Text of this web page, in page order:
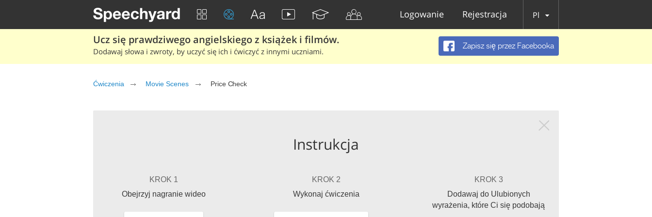
Logowanie Rejestracja Pl
Ucz się prawdziwego angielskiego z książek i filmów.
Dodawaj słowa i zwroty, by uczyć się ich i ćwiczyć z innymi uczniami.
Zapisz się przez Facebooka
Ćwiczenia Movie Scenes Price Check
Instrukcja
KROK 1
Obejrzyj nagranie wideo
KROK 2
Wykonaj ćwiczenia
KROK 3
Dodawaj do Ulubionych
wyrażenia, które Ci się podobają